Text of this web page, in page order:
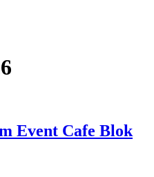
Event Cafe Blok